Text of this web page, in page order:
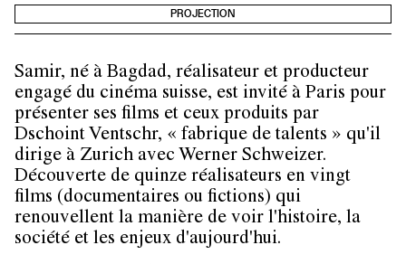
PROJECTION
Samir, né à Bagdad, réalisateur et producteur
engagé du cinéma suisse, est invité à Paris pour
présenter ses films et ceux produits par
Dschoint Ventschr, « fabrique de talents » qu'il
dirige à Zurich avec Werner Schweizer.
Découverte de quinze réalisateurs en vingt
films (documentaires ou fictions) qui
renouvellent la manière de voir l'histoire, la
société et les enjeux d'aujourd'hui.